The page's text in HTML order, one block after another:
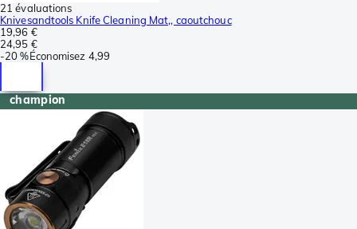
21 évaluations
Knivesandtools Knife Cleaning Mat,, caoutchouc
19,96 €
24,95 €
-20 %Économisez 4,99
champion